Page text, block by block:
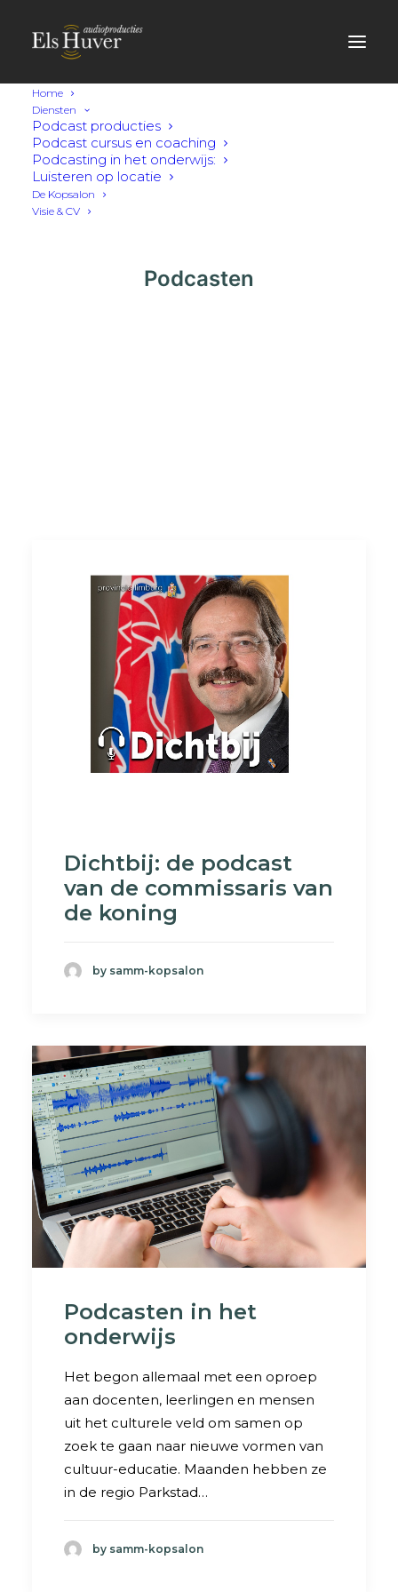
Home
Diensten
Podcast producties
Podcast cursus en coaching
Podcasting in het onderwijs:
Luisteren op locatie
De Kopsalon
Visie & CV
Podcasten
Dichtbij: de podcast
van de commissaris van
de koning
by samm-kopsalon
Podcasten in het
onderwijs
Het begon allemaal met een oproep
aan docenten, leerlingen en mensen
uit het culturele veld om samen op
zoek te gaan naar nieuwe vormen van
cultuur-educatie. Maanden hebben ze
in de regio Parkstad…
by samm-kopsalon